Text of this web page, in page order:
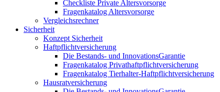
Checkliste Private Altersvorsorge
Fragenkatalog Altersvorsorge
Vergleichsrechner
Sicherheit
Konzept Sicherheit
Haftpflichtversicherung
Die Bestands- und InnovationsGarantie
Fragenkatalog Privathaftpflichtversicherung
Fragenkatalog Tierhalter-Haftpflichtversicherung
Hausratversicherung